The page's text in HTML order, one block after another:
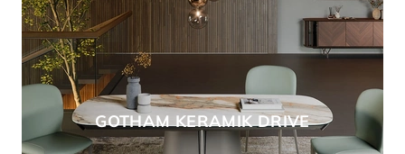
GOTHAM KERAMIK DRIVE